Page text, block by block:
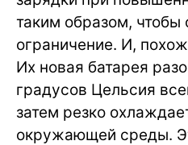
таким образом, чтобы
ограничение. И,
Их новая батарея
градусов Цельсия
затем резко
окружающей среды.